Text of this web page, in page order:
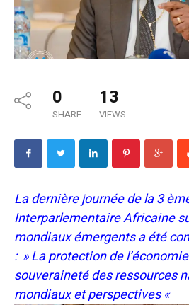
0
SHARE
13
VIEWS
La dernière journée de la 3
Interparlementaire Africaine
mondiaux émergents a été
: » La protection de
souveraineté des ressources
mondiaux et perspectives «